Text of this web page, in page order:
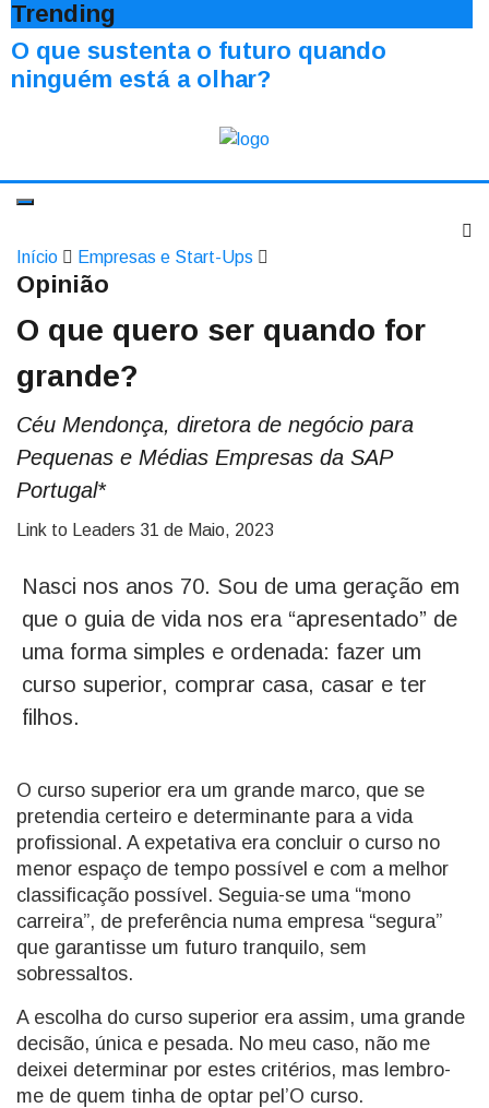
Trending
O que sustenta o futuro quando
ninguém está a olhar?
Início Empresas e Start-Ups
Opinião
O que quero ser quando for
grande?
Céu Mendonça, diretora de negócio para
Pequenas e Médias Empresas da SAP
Portugal*
Link to Leaders 31 de Maio, 2023
Nasci nos anos 70. Sou de uma geração em
que o guia de vida nos era “apresentado” de
uma forma simples e ordenada: fazer um
curso superior, comprar casa, casar e ter
filhos.
O curso superior era um grande marco, que se
pretendia certeiro e determinante para a vida
profissional. A expetativa era concluir o curso no
menor espaço de tempo possível e com a melhor
classificação possível. Seguia-se uma “mono
carreira”, de preferência numa empresa “segura”
que garantisse um futuro tranquilo, sem
sobressaltos.
A escolha do curso superior era assim, uma grande
decisão, única e pesada. No meu caso, não me
deixei determinar por estes critérios, mas lembro-
me de quem tinha de optar pel’O curso.